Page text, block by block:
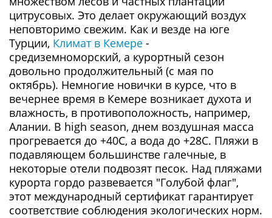
цитрусовых. Это делает окружающий воздух
неповторимо свежим. Как и везде на юге
Турции, Климат в Кемере -
средиземноморский, а курортный сезон
довольно продолжительный (с мая по
октябрь). Немногие новички в курсе, что в
вечернее время в Кемере возникает духота и
влажность, в противоположность, например,
Алании. В high season, днем воздушная масса
прогревается до +40С, а вода до +28С. Пляжи в
подавляющем большинстве галечные, в
некоторые отели подвозят песок. Над пляжами
курорта гордо развевается "Голубой флаг",
этот международный сертификат гарантирует
соответствие соблюдения экологических норм.